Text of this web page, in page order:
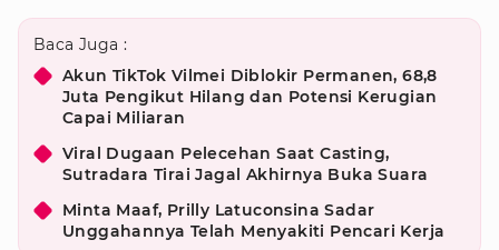
Baca Juga :
Akun TikTok Vilmei Diblokir Permanen, 68,8
Juta Pengikut Hilang dan Potensi Kerugian
Capai Miliaran
Viral Dugaan Pelecehan Saat Casting,
Sutradara Tirai Jagal Akhirnya Buka Suara
Minta Maaf, Prilly Latuconsina Sadar
Unggahannya Telah Menyakiti Pencari Kerja